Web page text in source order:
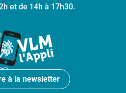
et de 14h à 17h30.
à la newsletter